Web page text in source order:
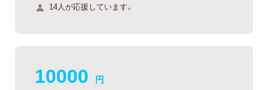
14人が応援しています。
10000 円